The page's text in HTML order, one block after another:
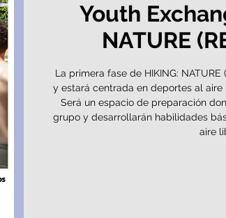
Youth
NATURE
La primera fase de HIKING:
y estará centrada en deportes al
Será un espacio de preparación
grupo y desarrollarán habilidades
aire